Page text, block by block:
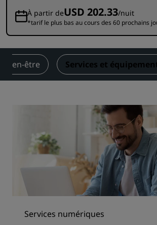
À partir deUSD 202.33/nuit
*tarif le plus bas au cours des 60 prochains
bien-être Services et
Services numériques